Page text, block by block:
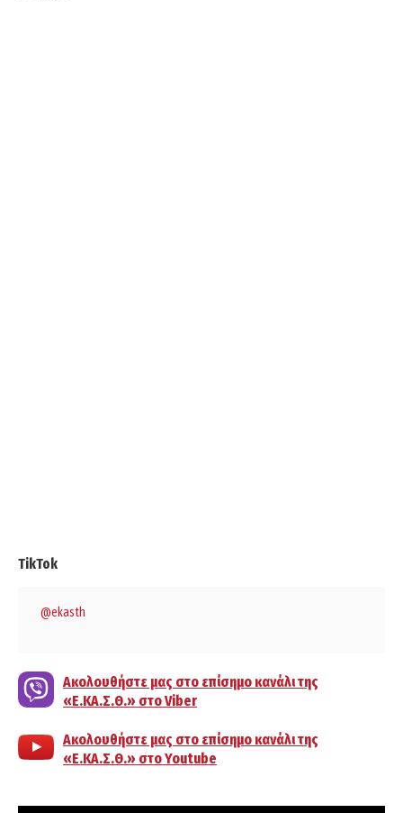
TikTok
@ekasth
Ακολουθήστε μας στο επίσημο κανάλι της
«Ε.ΚΑ.Σ.Θ.» στο Viber
Ακολουθήστε μας στο επίσημο κανάλι της
«Ε.ΚΑ.Σ.Θ.» στο Youtube